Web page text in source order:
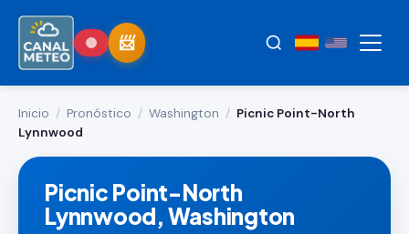
Inicio / Pronóstico / Washington / Picnic Point-North
Lynnwood
Picnic Point-North
Lynnwood, Washington